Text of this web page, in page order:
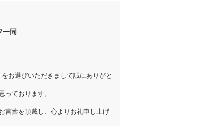
一同
お選びいただきまして誠にありがと
っております。
言葉を頂戴し、心よりお礼申し上げ